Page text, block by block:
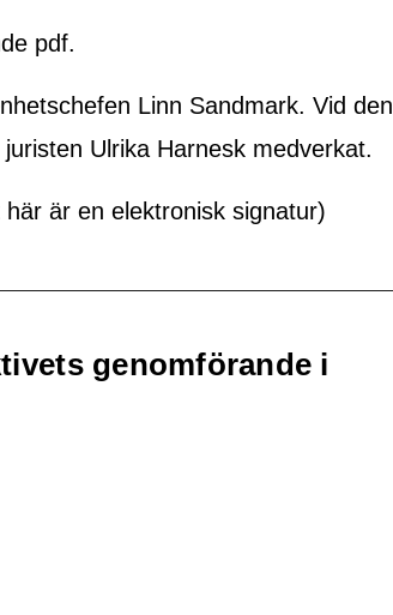
pdf.
Linn Sandmark. Vid den
Ulrika Harnesk medverkat.
är en elektronisk signatur)
genomförande i